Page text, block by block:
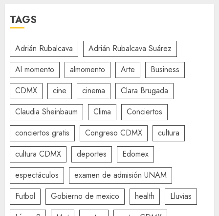
TAGS
Adrián Rubalcava
Adrián Rubalcava Suárez
Al momento
almomento Arte
Business
CDMX
cine cinema
Clara Brugada
Claudia Sheinbaum
Clima
Conciertos
conciertos gratis
Congreso CDMX
cultura
cultura CDMX
deportes
Edomex
espectáculos
examen de admisión UNAM
Futbol
Gobierno de mexico health
Lluvias